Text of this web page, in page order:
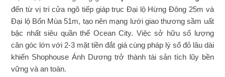
đến từ vị trí cửa ngõ tiếp giáp trục Đại lộ Hừng Đông 25m và
Đại lộ Bốn Mùa 51m, tạo nên mạng lưới giao thương sầm uất
bậc nhất siêu quần thể Ocean City. Việc sở hữu số lượng
căn góc lớn với 2-3 mặt tiền đắt giá cùng pháp lý sổ đỏ lâu dài
khiến Shophouse Ánh Dương trở thành tài sản tích lũy bền
vững và an toàn.